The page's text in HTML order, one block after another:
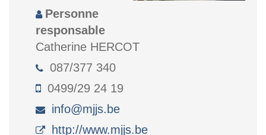
Personne
responsable
Catherine HERCOT
087/377 340
0499/29 24 19
info@mjjs.be
http://www.mjjs.be